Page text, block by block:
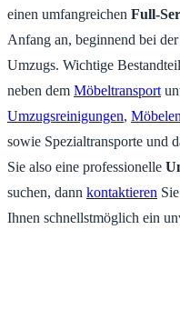
einen umfangreichen Full-
Anfang an, beginnend bei
Umzugs. Wichtige
neben dem Möbeltransport
Umzugsreinigungen,
sowie Spezialtransporte und
Sie also eine professionelle
suchen, dann kontaktieren
Ihnen schnellstmöglich ein